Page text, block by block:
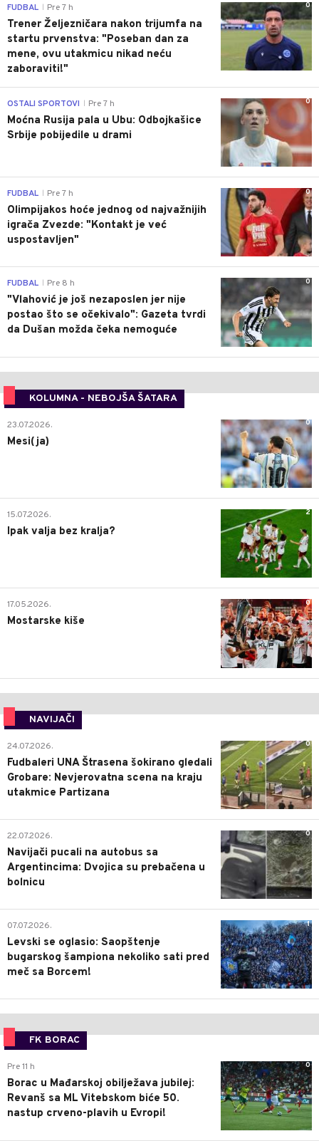
0
FUDBAL Pre 7 h
Trener Željezničara nakon trijumfa na
startu prvenstva: "Poseban dan za
mene, ovu utakmicu nikad neću
zaboraviti!"
0
OSTALI SPORTOVI Pre 7 h
Moćna Rusija pala u Ubu: Odbojkašice
Srbije pobijedile u drami
0
FUDBAL Pre 7 h
Olimpijakos hoće jednog od najvažnijih
igrača Zvezde: "Kontakt je već
uspostavljen"
0
FUDBAL Pre 8 h
"Vlahović je još nezaposlen jer nije
postao što se očekivalo": Gazeta tvrdi
da Dušan možda čeka nemoguće
KOLUMNA - NEBOJŠA ŠATARA
0
23.07.2026.
Mesi(ja)
2
15.07.2026.
Ipak valja bez kralja?
0
17.05.2026.
Mostarske kiše
NAVIJAČI
0
24.07.2026.
Fudbaleri UNA Štrasena šokirano gledali
Grobare: Nevjerovatna scena na kraju
utakmice Partizana
0
22.07.2026.
Navijači pucali na autobus sa
Argentincima: Dvojica su prebačena u
bolnicu
1
07.07.2026.
Levski se oglasio: Saopštenje
bugarskog šampiona nekoliko sati pred
meč sa Borcem!
FK BORAC
0
Pre 11 h
Borac u Mađarskoj obilježava jubilej:
Revanš sa ML Vitebskom biće 50.
nastup crveno-plavih u Evropi!